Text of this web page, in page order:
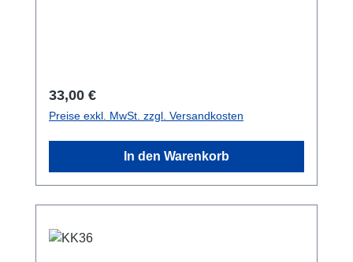
abgestimmt. Bitte beachten Sie die
Maximallast!
Regulärer Preis:
33,00 €
Preise exkl. MwSt. zzgl. Versandkosten
In den Warenkorb